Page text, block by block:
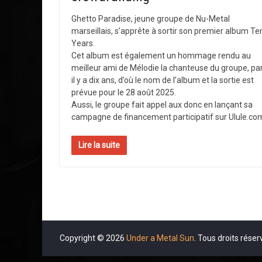
Ghetto Paradise, jeune groupe de Nu-Metal
marseillais, s’apprête à sortir son premier album
Years.
Cet album est également un hommage rendu au
meilleur ami de Mélodie la chanteuse du groupe,
il y a dix ans, d’où le nom de l’album et la sortie est
prévue pour le 28 août 2025.
Aussi, le groupe fait appel aux donc en lançant sa
campagne de financement participatif sur
Lire la suite
Copyright © 2026 Under a Metal Sun . Tous droits